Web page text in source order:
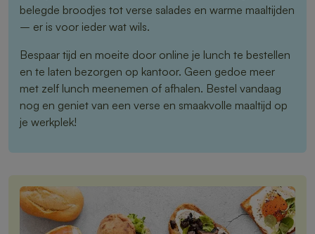
belegde broodjes tot verse salades en warme maaltijden
– er is voor ieder wat wils.
Bespaar tijd en moeite door online je lunch te bestellen
en te laten bezorgen op kantoor. Geen gedoe meer
met zelf lunch meenemen of afhalen. Bestel vandaag
nog en geniet van een verse en smaakvolle maaltijd op
je werkplek!